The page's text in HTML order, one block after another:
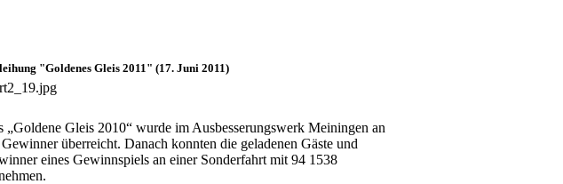
"Goldenes Gleis 2011" (17. Juni 2011)
„Goldene Gleis 2010“ wurde im Ausbesserungswerk Meiningen an
überreicht. Danach konnten die geladenen Gäste und
eines Gewinnspiels an einer Sonderfahrt mit 94 1538